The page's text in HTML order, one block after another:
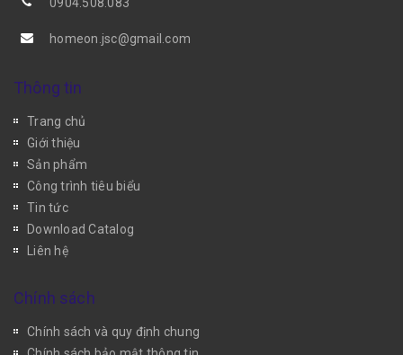
homeon.jsc@gmail.com
Thông tin
Trang chủ
Giới thiệu
Sản phẩm
Công trình tiêu biểu
Tin tức
Download Catalog
Liên hệ
Chính sách
Chính sách và quy định chung